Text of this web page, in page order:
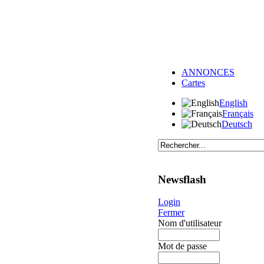
ANNONCES
Cartes
English
Français
Deutsch
Newsflash
Login
Fermer
Nom d'utilisateur
Mot de passe